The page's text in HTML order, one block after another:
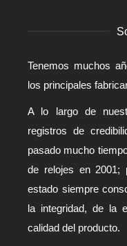
Tenemos muchos
los principales
A lo largo de
registros de
pasado mucho
de relojes en 2001;
estado siempre
la integridad, de la
calidad del producto.